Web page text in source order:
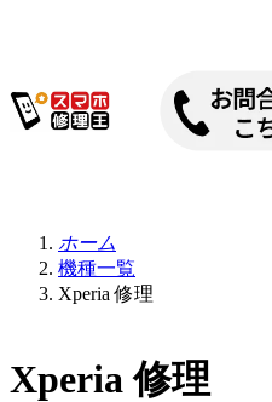
ス
キ
ホーム
機種一覧
Xperia 修理
Xperia 修理